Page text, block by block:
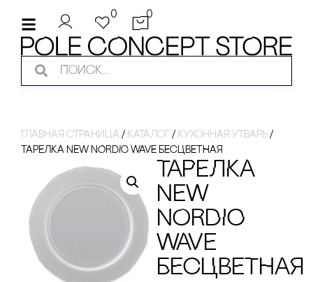
0 0
Главная страница / Каталог / Кухонная утварь /
ТАРЕЛКА NEW NORDIC WAVE БЕсЦВЕТНАЯ
ТАРЕЛКА
NEW
NORDIC
WAVE
БЕсЦВЕТНАЯ